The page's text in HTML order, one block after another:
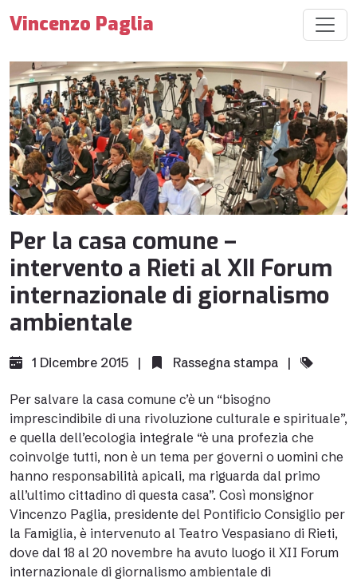
Vincenzo Paglia
Per la casa comune –
intervento a Rieti al XII Forum
internazionale di giornalismo
ambientale
1 Dicembre 2015 | Rassegna stampa |
Per salvare la casa comune c’è un “bisogno
imprescindibile di una rivoluzione culturale e spirituale”,
e quella dell’ecologia integrale “è una profezia che
coinvolge tutti, non è un tema per governi o uomini che
hanno responsabilità apicali, ma riguarda dal primo
all’ultimo cittadino di questa casa”. Così monsignor
Vincenzo Paglia, presidente del Pontificio Consiglio per
la Famiglia, è intervenuto al Teatro Vespasiano di Rieti,
dove dal 18 al 20 novembre ha avuto luogo il XII Forum
internazionale di giornalismo ambientale di